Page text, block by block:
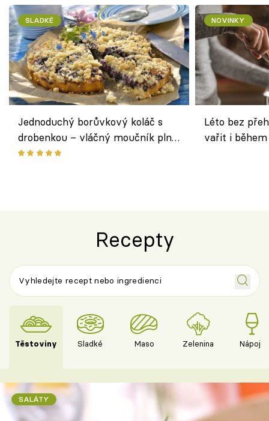
SLADKÉ
Jednoduchý borůvkový koláč s
drobenkou – vláčný moučník plný
ovoce
NOVINKY
Léto bez
vařit i
Recepty
Těstoviny Sladké Maso Zelenina Nápoje
SALÁTY